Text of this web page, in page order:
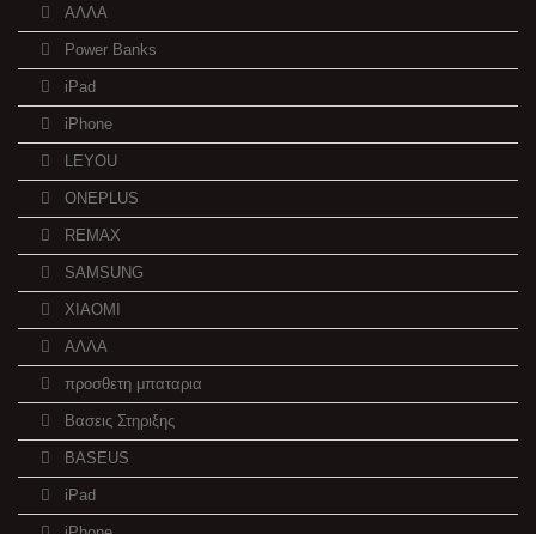
ΑΛΛΑ
Power Banks
iPad
iPhone
LEYOU
ONEPLUS
REMAX
SAMSUNG
XIAOMI
ΑΛΛΑ
προσθετη μπαταρια
Βασεις Στηριξης
BASEUS
iPad